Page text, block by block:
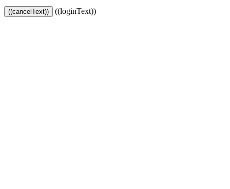
((cancelText)) ((loginText))